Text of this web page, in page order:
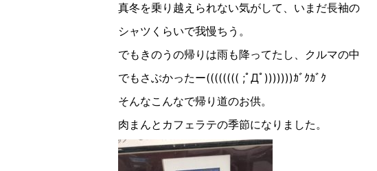
真冬を乗り越えられない気がして、いまだ長袖の
シャツくらいで我慢ちう。
でもきのうの帰りは雨も降ってたし、クルマの中
でもさぶかったー(((((((( ;ﾟДﾟ)))))))ｶﾞｸｶﾞｸ
そんなこんなで帰り道のお供。
肉まんとカフェラテの季節になりました。